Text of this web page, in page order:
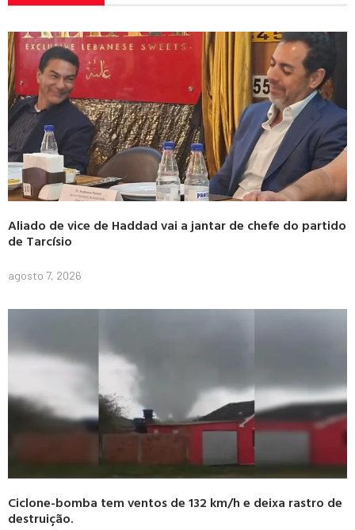
Aliado de vice de Haddad vai a jantar de chefe do partido
de Tarcísio
agosto 7, 2026
Ciclone-bomba tem ventos de 132 km/h e deixa rastro de
destruição.